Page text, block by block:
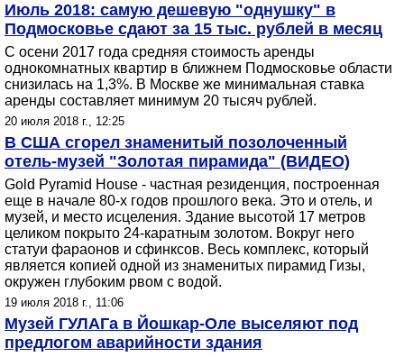
Июль 2018: самую дешевую "однушку" в
Подмосковье сдают за 15 тыс. рублей в месяц
С осени 2017 года средняя стоимость аренды
однокомнатных квартир в ближнем Подмосковье области
снизилась на 1,3%. В Москве же минимальная ставка
аренды составляет минимум 20 тысяч рублей.
20 июля 2018 г., 12:25
В США сгорел знаменитый позолоченный
отель-музей "Золотая пирамида" (ВИДЕО)
Gold Pyramid House - частная резиденция, построенная
еще в начале 80-х годов прошлого века. Это и отель, и
музей, и место исцеления. Здание высотой 17 метров
целиком покрыто 24-каратным золотом. Вокруг него
статуи фараонов и сфинксов. Весь комплекс, который
является копией одной из знаменитых пирамид Гизы,
окружен глубоким рвом с водой.
19 июля 2018 г., 11:06
Музей ГУЛАГа в Йошкар-Оле выселяют под
предлогом аварийности здания